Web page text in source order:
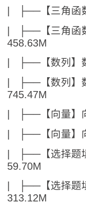
| ├──【三角函
| ├──【三角函
458.63M
| ├──【数列】
| ├──【数列】
745.47M
| ├──【向量】
| ├──【向量】
| ├──【选择题
59.70M
| ├──【选择题
313.12M